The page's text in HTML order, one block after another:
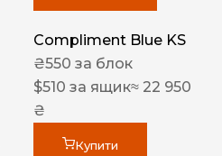
Compliment Blue KS
₴550 за блок
$510 за ящик≈ 22 950
₴
Купити